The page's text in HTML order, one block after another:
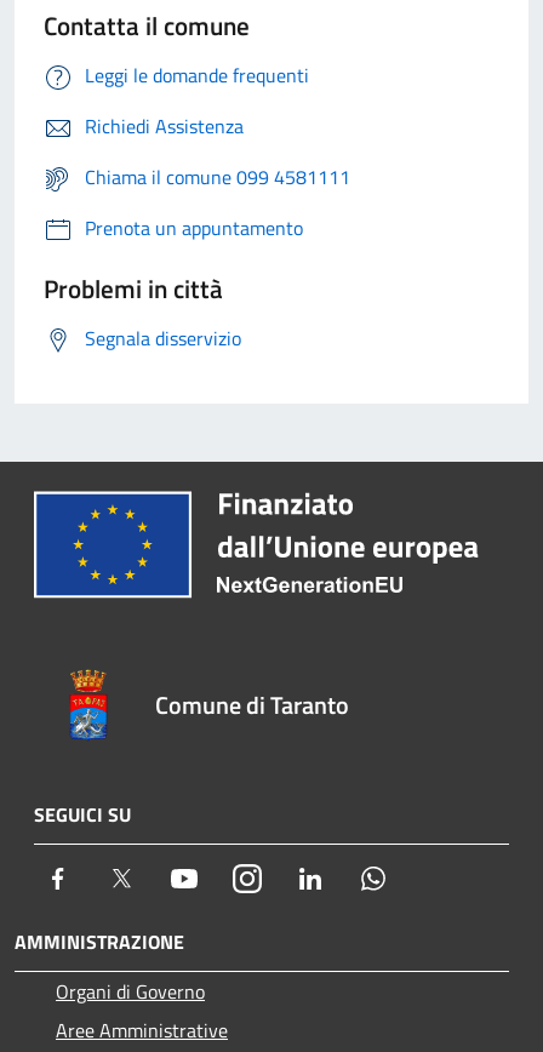
Contatta il comune
Leggi le domande frequenti
Richiedi Assistenza
Chiama il comune 099 4581111
Prenota un appuntamento
Problemi in città
Segnala disservizio
Comune di Taranto
SEGUICI SU
Facebook Twitter YoutubeInstagram LinkedIn
AMMINISTRAZIONE
Organi di Governo
Aree Amministrative